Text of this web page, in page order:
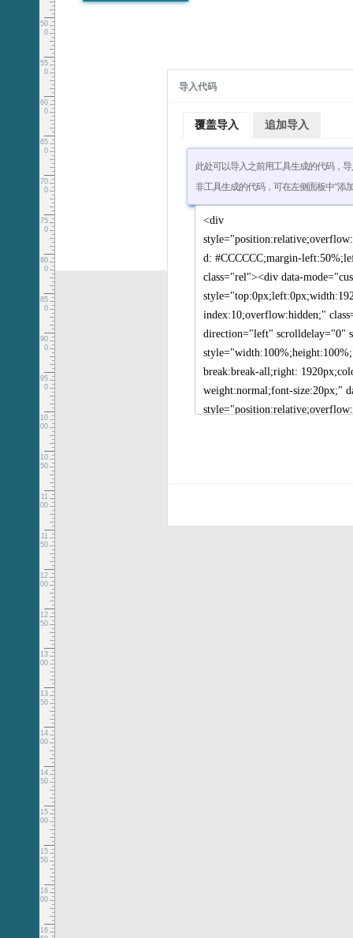
导入代码
覆盖导入 追加导入
此处可以导入之前用工具生成的代码，
非工具生成的代码，可在左侧面板中“添
50
0
55
0
60
0
65
0
70
0
75
0
80
0
85
0
90
0
95
0
10
00
10
50
11
00
11
50
12
00
12
50
13
00
13
50
14
00
14
50
15
00
15
50
16
00
16